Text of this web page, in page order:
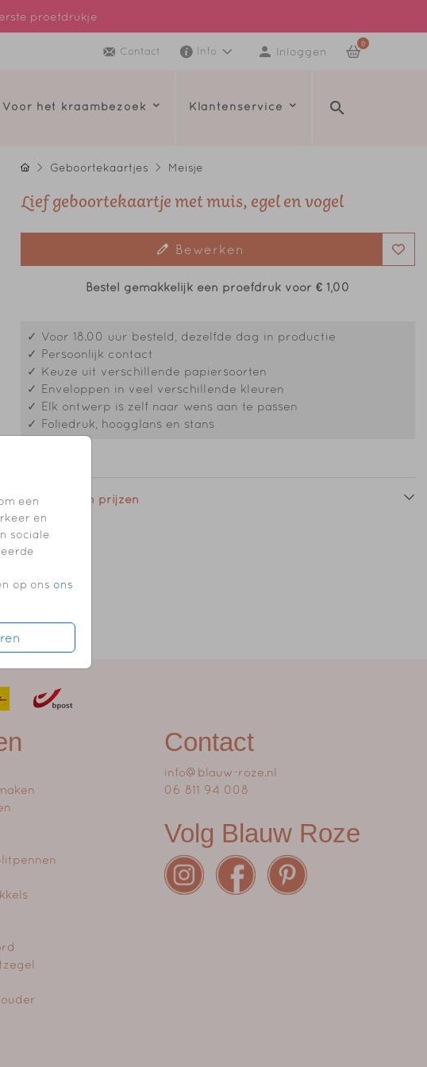
proefdrukje
Contact Info Inloggen
0
Voor het kraambezoek Klantenservice
een
en
sociale
op ons ons
Geboortekaartjes Meisje
Lief geboortekaartje met muis, egel en vogel
Bewerken
Bestel gemakkelijk een proefdruk voor € 1,00
✓ Voor 18.00 uur besteld, dezelfde dag in productie
✓ Persoonlijk contact
✓ Keuze uit verschillende papiersoorten
✓ Enveloppen in veel verschillende kleuren
✓ Elk ontwerp is zelf naar wens aan te passen
✓ Foliedruk, hoogglans en stans
Formaten en prijzen
Contact
info@blauw-roze.nl
06 811 94 008
Volg Blauw Roze